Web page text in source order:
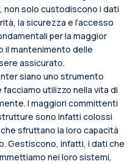
non solo custodiscono i dati
la sicurezza e l’accesso
per la maggior
il mantenimento delle
assicurato.
siano uno strumento
utilizzo nella vita di
I maggiori committenti
sono infatti colossi
sfruttano la loro capacità
Gestiscono, infatti, i dati che
nei loro sistemi,